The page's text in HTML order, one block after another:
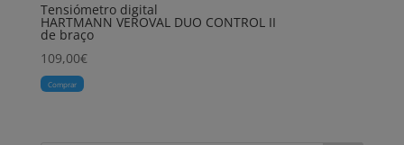
Tensiómetro digital
HARTMANN VEROVAL DUO CONTROL II
de braço
109,00€
Comprar